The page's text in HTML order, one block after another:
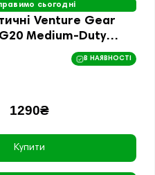
сьогодні
Venture Gear
Medium-Duty
В НАЯВНОСТІ
1290₴
Купити